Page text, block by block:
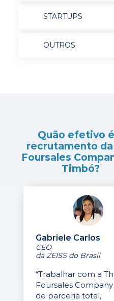
STARTUPS
OUTROS
Quão efetivo
recrutamento
Foursales
Timbó?
Gabriele Carlos
CEO
da ZEISS do Brasil
“Trabalhar com a
Foursales Company
de parceria total,